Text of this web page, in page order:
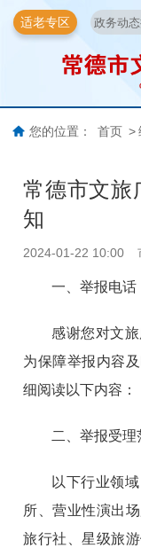
适老专区
您的位置： 首页 >
常德市文旅
知
2024-01-22 10:00
一、举报电
感谢您对文
为保障举报内容
细阅读以下内容：
二、举报受理
以下行业领
所、营业性演出
旅行社、星级旅